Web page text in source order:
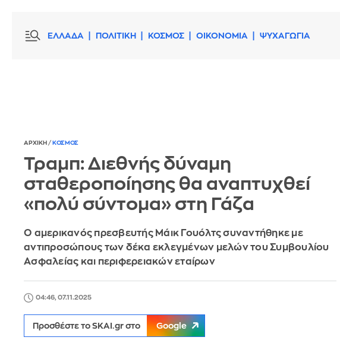
ΕΛΛΑΔΑ ΠΟΛΙΤΙΚΗ ΚΟΣΜΟΣ ΟΙΚΟΝΟΜΙΑ ΨΥΧΑΓΩΓΙΑ
ΑΡΧΙΚΗ / ΚΟΣΜΟΣ
Τραμπ: Διεθνής δύναμη
σταθεροποίησης θα αναπτυχθεί
«πολύ σύντομα» στη Γάζα
Ο αμερικανός πρεσβευτής Μάικ Γουόλτς συναντήθηκε με
αντιπροσώπους των δέκα εκλεγμένων μελών του Συμβουλίου
Ασφαλείας και περιφερειακών εταίρων
04:46, 07.11.2025
Προσθέστε το SKAI.gr στο Google